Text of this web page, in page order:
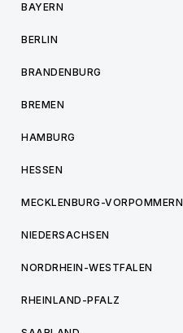
BAYERN
BERLIN
BRANDENBURG
BREMEN
HAMBURG
HESSEN
MECKLENBURG-VORPOMMERN
NIEDERSACHSEN
NORDRHEIN-WESTFALEN
RHEINLAND-PFALZ